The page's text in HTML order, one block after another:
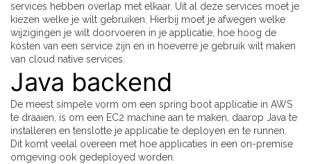
services hebben overlap met elkaar. Uit al deze services moet je
kiezen welke je wilt gebruiken. Hierbij moet je afwegen welke
wijzigingen je wilt doorvoeren in je applicatie, hoe hoog de
kosten van een service zijn en in hoeverre je gebruik wilt maken
van cloud native services.
Java backend
De meest simpele vorm om een spring boot applicatie in AWS
te draaien, is om een EC2 machine aan te maken, daarop Java te
installeren en tenslotte je applicatie te deployen en te runnen.
Dit komt veelal overeen met hoe applicaties in een on-premise
omgeving ook gedeployed worden.